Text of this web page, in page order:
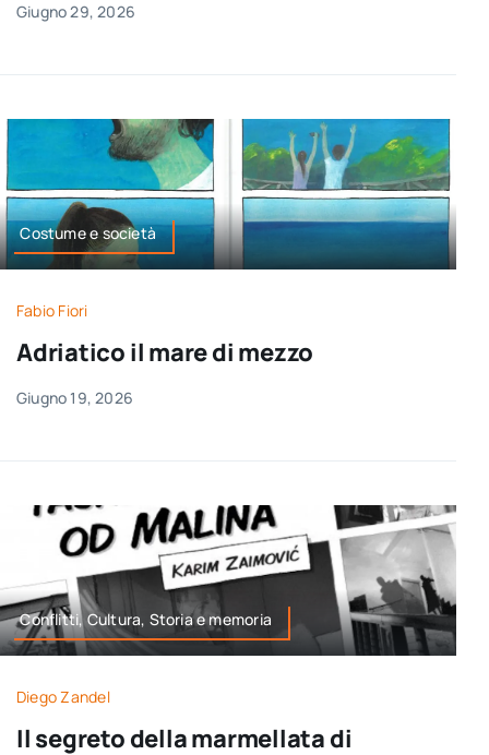
Giugno 29, 2026
Costume e società
Fabio Fiori
Adriatico il mare di mezzo
Giugno 19, 2026
Conflitti, Cultura, Storia e memoria
Diego Zandel
Il segreto della marmellata di